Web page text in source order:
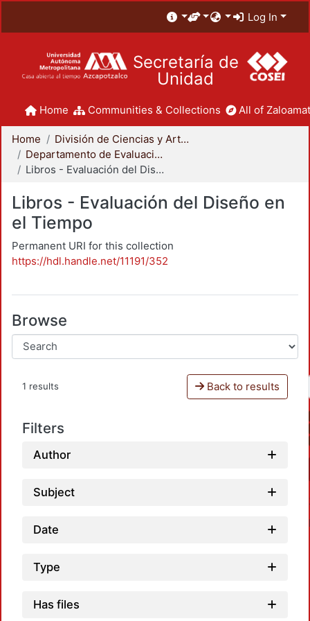
Log In
Secretaría de
Unidad
Home Communities & Collections All of
Home
División de Ciencias y Artes para el Diseño
Departamento de Evaluación del Diseño en el Tiempo
Libros - Evaluación del Diseño en el Tiempo
Libros - Evaluación del Diseño en
el Tiempo
Permanent URI for this collection
https://hdl.handle.net/11191/352
Browse
1 results Back to results
Filters
Author
Subject
Date
Type
Has files